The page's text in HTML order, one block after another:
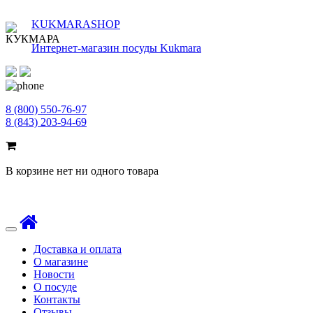
KUKMARASHOP
Интернет-магазин посуды Kukmara
8 (800) 550-76-97
8 (843) 203-94-69
В корзине нет ни одного товара
Toggle
navigationДоставка и оплата
О магазине
Новости
О посуде
Контакты